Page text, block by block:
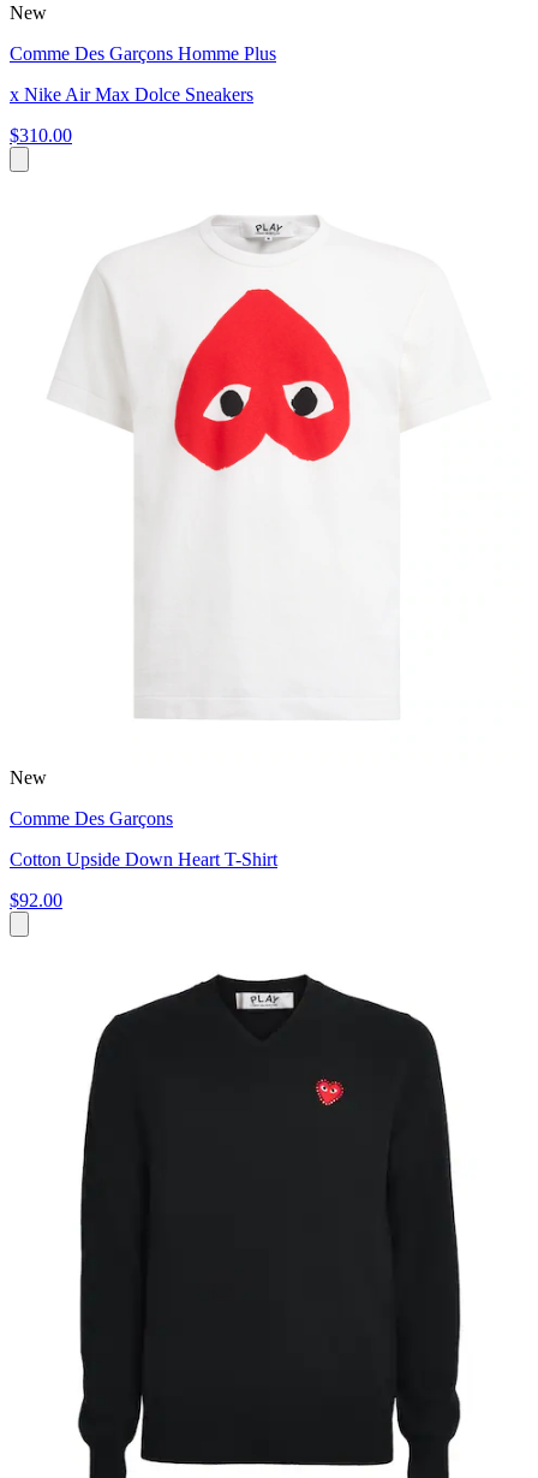
New
Comme Des Garçons Homme Plus
x Nike Air Max Dolce Sneakers
$310.00
New
Comme Des Garçons
Cotton Upside Down Heart T-Shirt
$92.00